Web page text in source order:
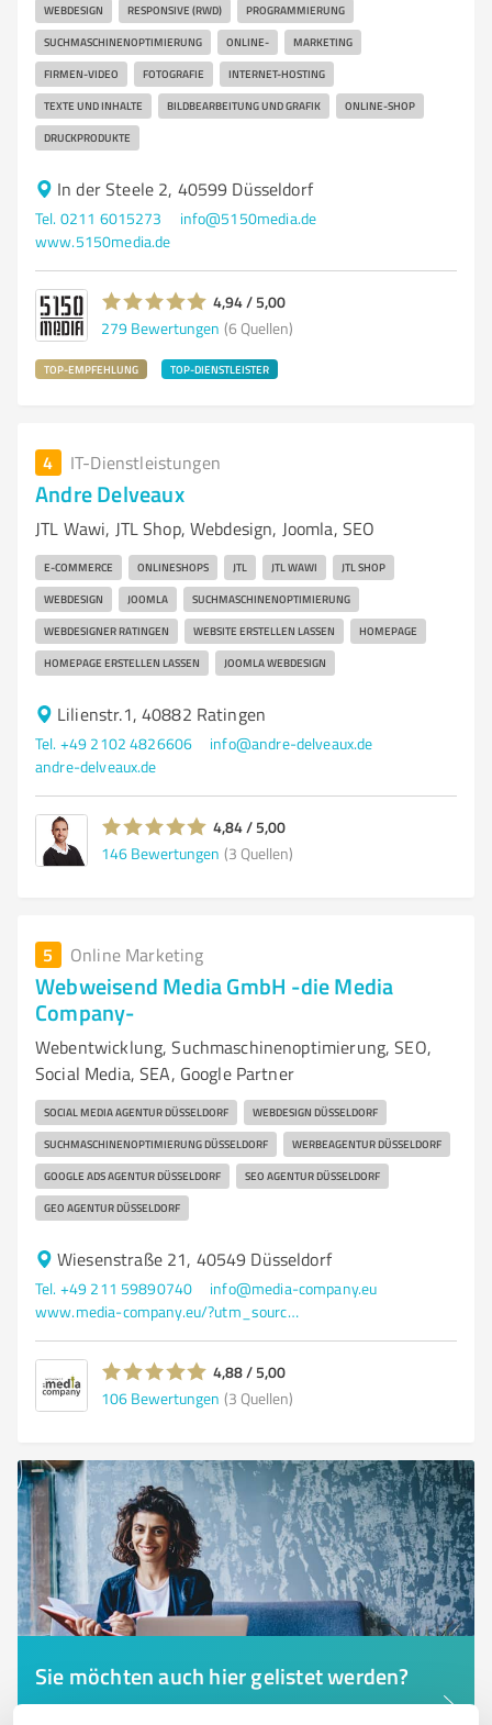
WEBDESIGN RESPONSIVE (RWD) PROGRAMMIERUNG
SUCHMASCHINENOPTIMIERUNG ONLINE- MARKETING
FIRMEN-VIDEO FOTOGRAFIE INTERNET-HOSTING
TEXTE UND INHALTE BILDBEARBEITUNG UND GRAFIK ONLINE-SHOP
DRUCKPRODUKTE
In der Steele 2, 40599 Düsseldorf
Tel. 0211 6015273
info@5150media.de
www.5150media.de
4,94 / 5,00
279 Bewertungen (6 Quellen)
TOP-EMPFEHLUNG TOP-DIENSTLEISTER
4 IT-Dienstleistungen
Andre Delveaux
JTL Wawi, JTL Shop, Webdesign, Joomla, SEO
E-COMMERCE ONLINESHOPS JTL JTL WAWI JTL SHOP
WEBDESIGN JOOMLA SUCHMASCHINENOPTIMIERUNG
WEBDESIGNER RATINGEN WEBSITE ERSTELLEN LASSEN HOMEPAGE
HOMEPAGE ERSTELLEN LASSEN JOOMLA WEBDESIGN
Lilienstr.1, 40882 Ratingen
Tel. +49 2102 4826606
info@andre-delveaux.de
andre-delveaux.de
4,84 / 5,00
146 Bewertungen (3 Quellen)
5 Online Marketing
Webweisend Media GmbH -die Media
Company-
Webentwicklung, Suchmaschinenoptimierung, SEO,
Social Media, SEA, Google Partner
SOCIAL MEDIA AGENTUR DÜSSELDORF WEBDESIGN DÜSSELDORF
SUCHMASCHINENOPTIMIERUNG DÜSSELDORF WERBEAGENTUR DÜSSELDORF
GOOGLE ADS AGENTUR DÜSSELDORF SEO AGENTUR DÜSSELDORF
GEO AGENTUR DÜSSELDORF
Wiesenstraße 21, 40549 Düsseldorf
Tel. +49 211 59890740
info@media-company.eu
www.media-company.eu/?utm_source=GMBlisting&utm_medium=organic
4,88 / 5,00
106 Bewertungen (3 Quellen)
Sie möchten auch hier gelistet werden?
Registrieren Sie sich jetzt und werden Sie ein von